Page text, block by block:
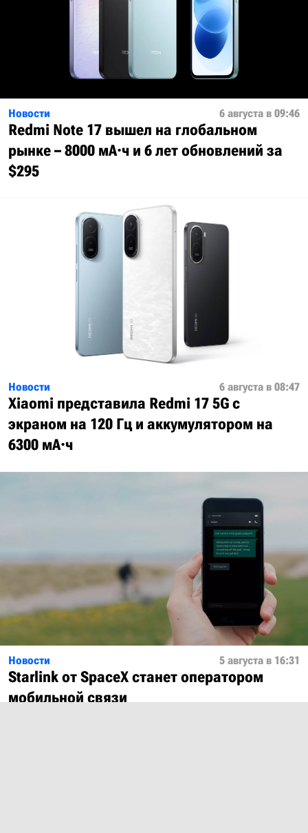
Новости 6 августа в 09:46
Redmi Note 17 вышел на глобальном
рынке – 8000 мА·ч и 6 лет обновлений за
$295
Новости 6 августа в 08:47
Xiaomi представила Redmi 17 5G с
экраном на 120 Гц и аккумулятором на
6300 мА·ч
Новости 5 августа в 16:31
Starlink от SpaceX станет оператором
мобильной связи